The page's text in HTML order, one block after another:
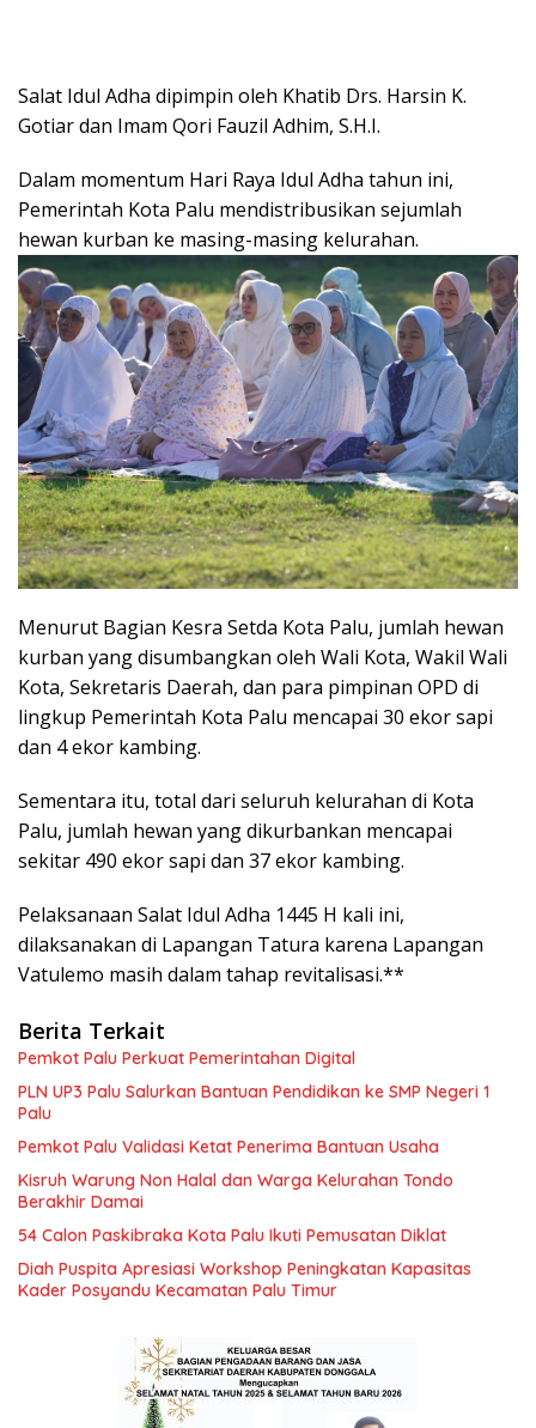
Salat Idul Adha dipimpin oleh Khatib Drs. Harsin K.
Gotiar dan Imam Qori Fauzil Adhim, S.H.I.
Dalam momentum Hari Raya Idul Adha tahun ini,
Pemerintah Kota Palu mendistribusikan sejumlah
hewan kurban ke masing-masing kelurahan.
Menurut Bagian Kesra Setda Kota Palu, jumlah hewan
kurban yang disumbangkan oleh Wali Kota, Wakil Wali
Kota, Sekretaris Daerah, dan para pimpinan OPD di
lingkup Pemerintah Kota Palu mencapai 30 ekor sapi
dan 4 ekor kambing.
Sementara itu, total dari seluruh kelurahan di Kota
Palu, jumlah hewan yang dikurbankan mencapai
sekitar 490 ekor sapi dan 37 ekor kambing.
Pelaksanaan Salat Idul Adha 1445 H kali ini,
dilaksanakan di Lapangan Tatura karena Lapangan
Vatulemo masih dalam tahap revitalisasi.**
Berita Terkait
Pemkot Palu Perkuat Pemerintahan Digital
PLN UP3 Palu Salurkan Bantuan Pendidikan ke SMP Negeri 1
Palu
Pemkot Palu Validasi Ketat Penerima Bantuan Usaha
Kisruh Warung Non Halal dan Warga Kelurahan Tondo
Berakhir Damai
54 Calon Paskibraka Kota Palu Ikuti Pemusatan Diklat
Diah Puspita Apresiasi Workshop Peningkatan Kapasitas
Kader Posyandu Kecamatan Palu Timur